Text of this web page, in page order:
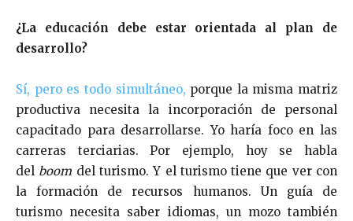
¿La educación debe estar orientada al plan de
desarrollo?
Sí, pero es todo simultáneo, porque la misma matriz
productiva necesita la incorporación de personal
capacitado para desarrollarse. Yo haría foco en las
carreras terciarias. Por ejemplo, hoy se habla
del boom del turismo. Y el turismo tiene que ver con
la formación de recursos humanos. Un guía de
turismo necesita saber idiomas, un mozo también